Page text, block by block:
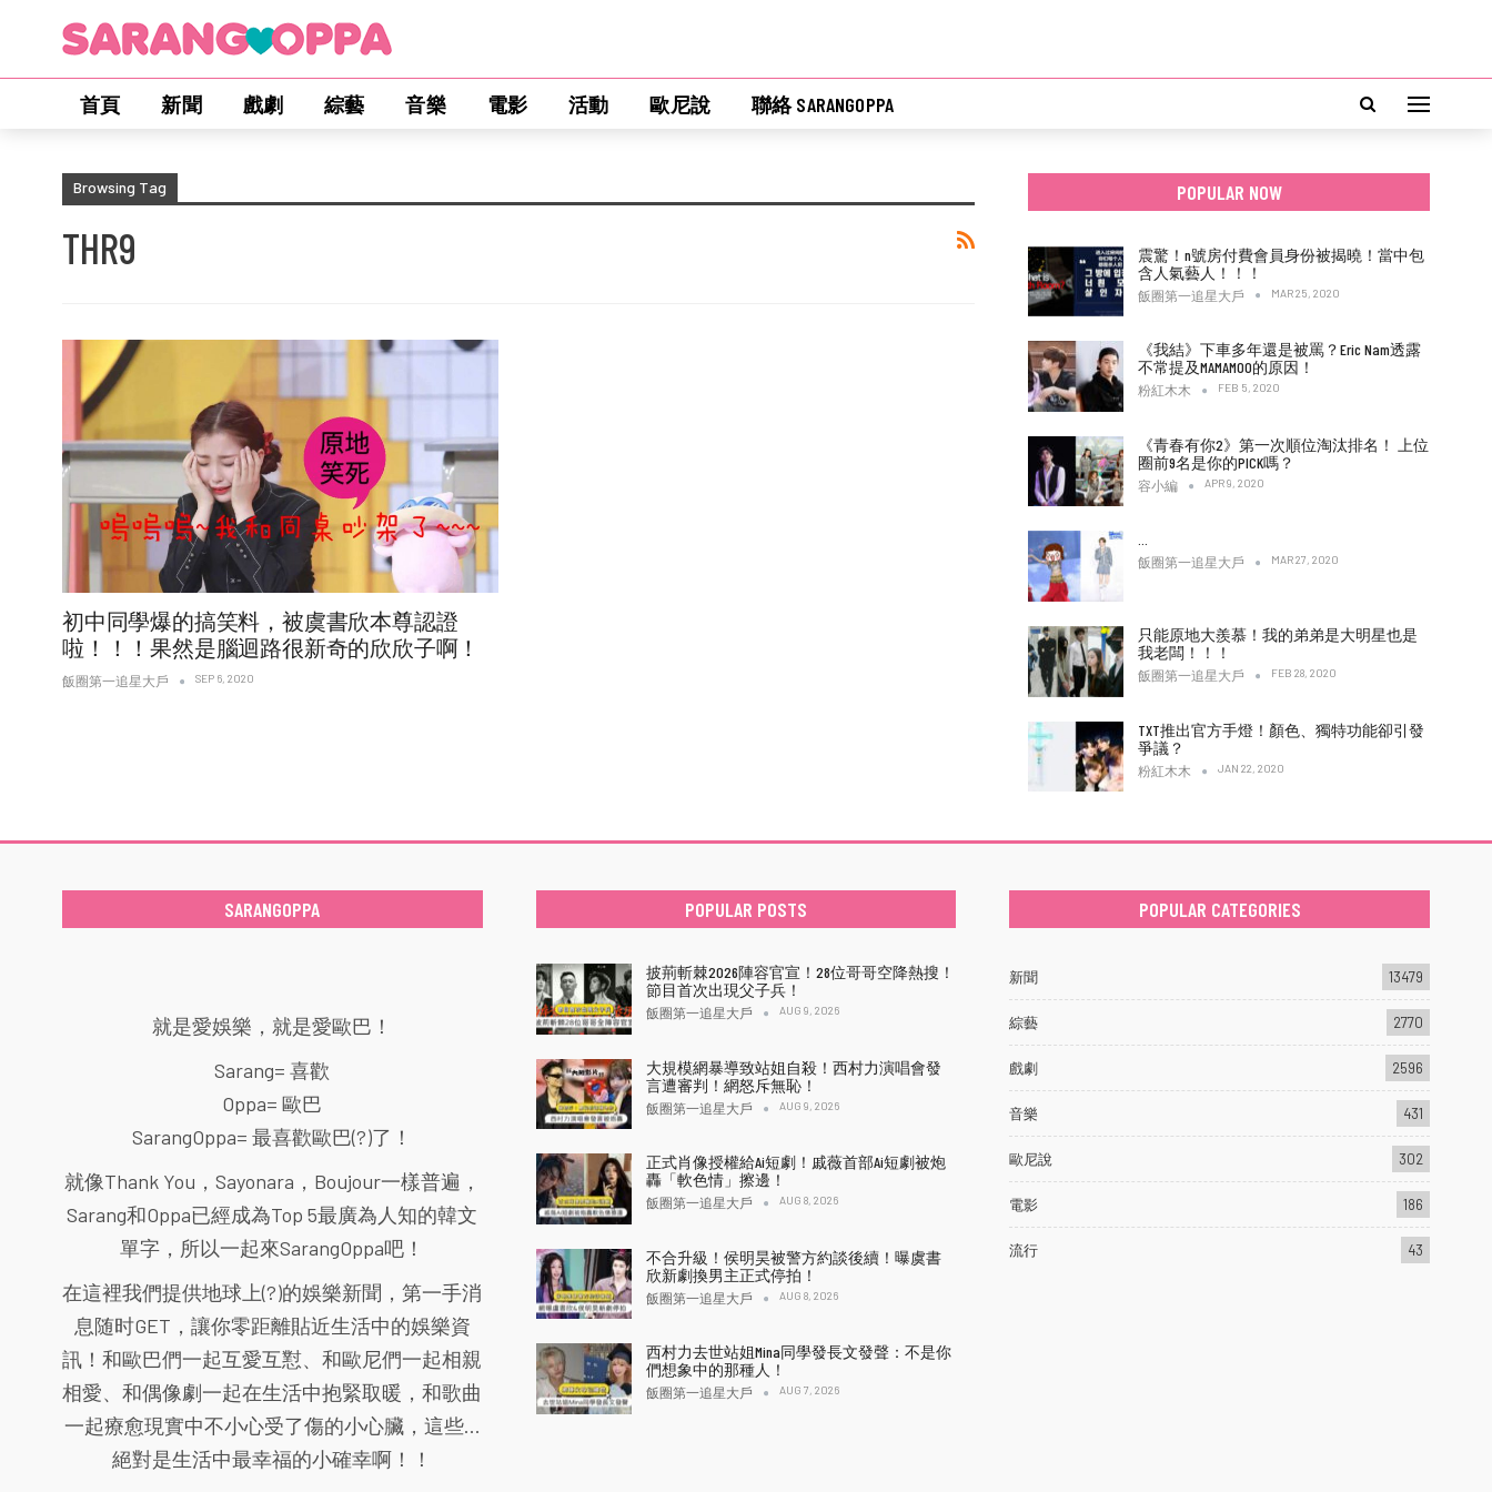
首頁 新聞 戲劇 綜藝 音樂 電影 活動 歐尼說 聯絡 SARANGOPPA
Browsing Tag
THR9
初中同學爆的搞笑料，被虞書欣本尊認證
啦！！！果然是腦迴路很新奇的欣欣子啊！
飯圈第一追星大戶 SEP 6, 2020
POPULAR NOW
震驚！n號房付費會員身份被揭曉！當中包
含人氣藝人！！！
飯圈第一追星大戶 MAR 25, 2020
《我結》下車多年還是被罵？Eric Nam透露
不常提及MAMAMOO的原因！
粉紅木木 FEB 5, 2020
《青春有你2》第一次順位淘汰排名！ 上位
圈前9名是你的PICK嗎？
容小編 APR 9, 2020
飯圈第一追星大戶 MAR 27, 2020
只能原地大羨慕！我的弟弟是大明星也是
我老闆！！！
飯圈第一追星大戶 FEB 28, 2020
TXT推出官方手燈！顏色、獨特功能卻引發
爭議？
粉紅木木 JAN 22, 2020
SARANGOPPA
就是愛娛樂，就是愛歐巴！
Sarang= 喜歡
Oppa= 歐巴
SarangOppa= 最喜歡歐巴(?)了！
就像Thank You，Sayonara，Boujour一樣普遍，
Sarang和Oppa已經成為Top 5最廣為人知的韓文
單字，所以一起來SarangOppa吧！
在這裡我們提供地球上(?)的娛樂新聞，第一手消
息随时GET，讓你零距離貼近生活中的娛樂資
訊！和歐巴們一起互愛互懟、和歐尼們一起相親
相愛、和偶像劇一起在生活中抱緊取暖，和歌曲
一起療愈現實中不小心受了傷的小心臟，這些...
絕對是生活中最幸福的小確幸啊！！
POPULAR POSTS
披荊斬棘2026陣容官宣！28位哥哥空降熱搜！
節目首次出現父子兵！
飯圈第一追星大戶 AUG 9, 2026
大規模網暴導致站姐自殺！西村力演唱會發
言遭審判！網怒斥無恥！
飯圈第一追星大戶 AUG 9, 2026
正式肖像授權給Ai短劇！戚薇首部Ai短劇被炮
轟「軟色情」擦邊！
飯圈第一追星大戶 AUG 8, 2026
不合升級！侯明昊被警方約談後續！曝虞書
欣新劇換男主正式停拍！
飯圈第一追星大戶 AUG 8, 2026
西村力去世站姐Mina同學發長文發聲：不是你
們想象中的那種人！
飯圈第一追星大戶 AUG 7, 2026
POPULAR CATEGORIES
新聞 13479
綜藝 2770
戲劇 2596
音樂 431
歐尼說 302
電影 186
流行 43